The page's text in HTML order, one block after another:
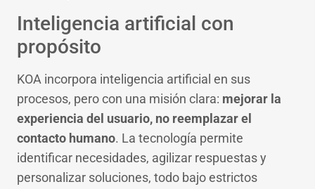
Inteligencia artificial con
propósito
KOA incorpora inteligencia artificial en sus
procesos, pero con una misión clara: mejorar la
experiencia del usuario, no reemplazar el
contacto humano. La tecnología permite
identificar necesidades, agilizar respuestas y
personalizar soluciones, todo bajo estrictos